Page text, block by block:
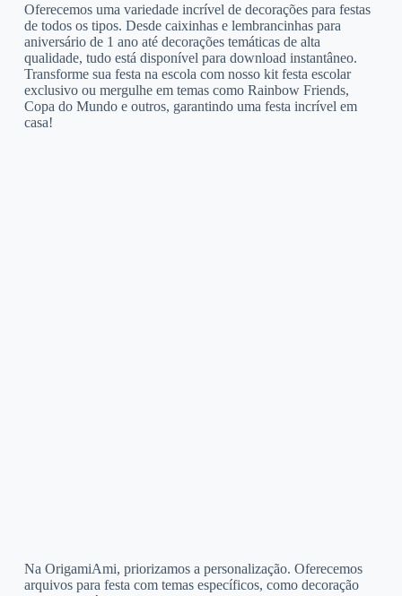
Oferecemos uma variedade incrível de decorações para festas
de todos os tipos. Desde caixinhas e lembrancinhas para
aniversário de 1 ano até decorações temáticas de alta
qualidade, tudo está disponível para download instantâneo.
Transforme sua festa na escola com nosso kit festa escolar
exclusivo ou mergulhe em temas como Rainbow Friends,
Copa do Mundo e outros, garantindo uma festa incrível em
casa!
Na OrigamiAmi, priorizamos a personalização. Oferecemos
arquivos para festa com temas específicos, como decoração